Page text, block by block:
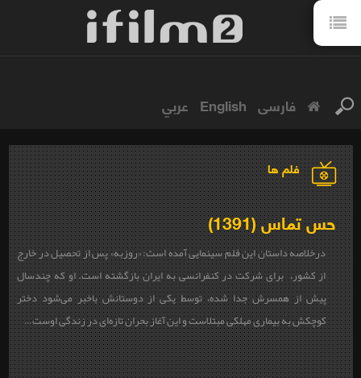
فارسی English عربي
فلم ها
حس تماس (1391)
درخلاصه داستان این فلم سینمایی آمده است: «روزبه» پس از تحصیل در خارج
از کشور، برای شرکت در کنفرانسی به ایران بازگشته است. او که چندسال
پیش از همسرش جدا شده، توسط یکی از دوستانش باخبر می‌شود دختر
کوچکش به بیماری مهلکی مبتلاست و این آغاز بحران تازه‌ای در زندگی اوست…